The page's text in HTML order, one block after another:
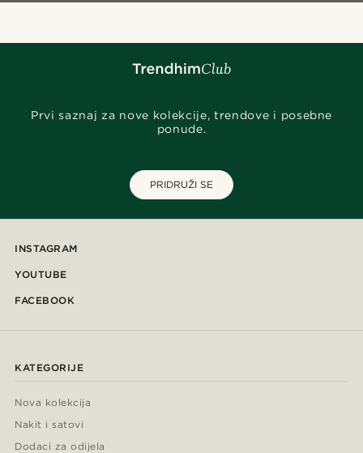
Prvi saznaj za nove kolekcije, trendove i posebne
ponude.
PRIDRUŽI SE
INSTAGRAM
YOUTUBE
FACEBOOK
KATEGORIJE
Nova kolekcija
Nakit i satovi
Dodaci za odijela